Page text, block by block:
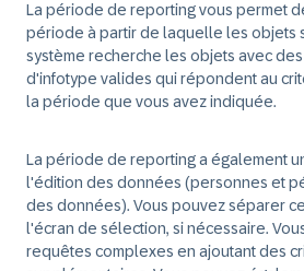
La période de reporting vous permet
période à partir de laquelle les objets
système recherche les objets avec
d'infotype valides qui répondent au
la période que vous avez indiquée.
La période de reporting a également
l'édition des données (personnes et
des données). Vous pouvez séparer
l'écran de sélection, si nécessaire.
requêtes complexes en ajoutant des